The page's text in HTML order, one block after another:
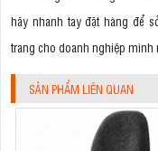
hãy nhanh tay đặt hàng để
trang cho doanh nghiệp mình
SẢN PHẨM LIÊN QUAN